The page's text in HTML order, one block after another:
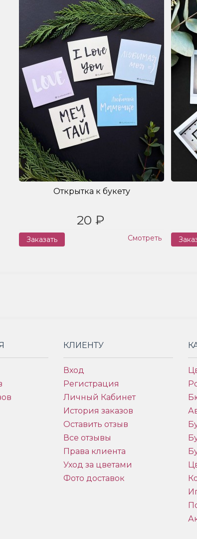
Открытка к букету
20 ₽
Заказать Смотреть
КЛИЕНТУ
Вход
Регистрация
Личный Кабинет
История заказов
Оставить отзыв
Все отзывы
Права клиента
Уход за цветами
Фото доставок